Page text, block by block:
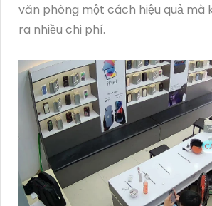
văn phòng một cách hiệu quả mà
ra nhiều chi phí.